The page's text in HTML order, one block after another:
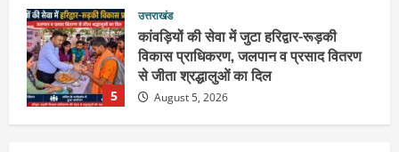
1
उत्तराखंड
2036 ओलंपिक का सपना लेकर निकलेगी
कांवड़ यात्रा, संतों ने दिया विजयी भव का
आशीर्वाद
August 6, 2026